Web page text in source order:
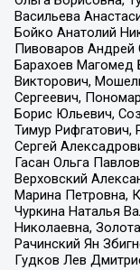
Васильева
Бойко Анатолий
Пивоваров Андрей
Барахоев Магомед
Викторович,
Сергеевич,
Борис Юльевич,
Тимур Рифгатович,
Сергей
Гасан Ольга
Верховский
Марина Петровна,
Чуркина Наталья
Николаевна,
Рачинский Ян
Гудков Лев